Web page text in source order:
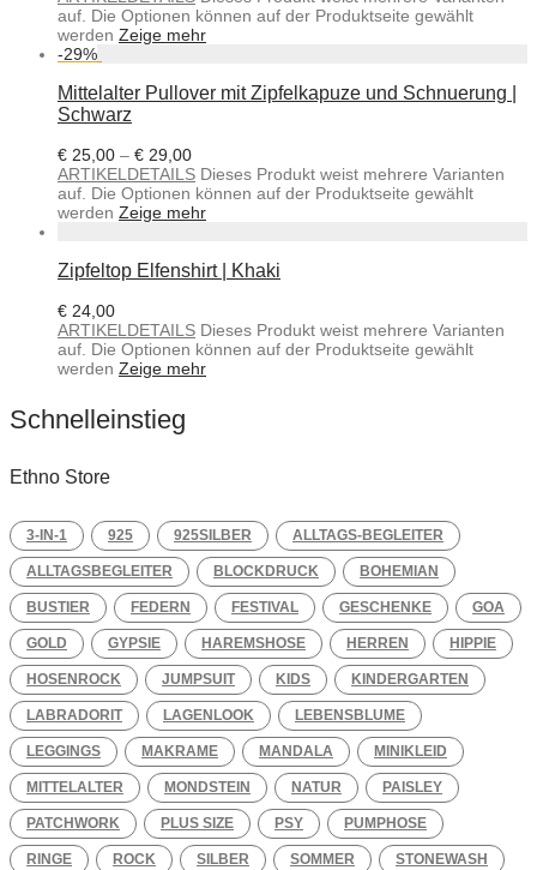
auf. Die Optionen können auf der Produktseite gewählt
werden Zeige mehr
-29%
Mittelalter Pullover mit Zipfelkapuze und Schnuerung |
Schwarz
€ 25,00 – € 29,00
ARTIKELDETAILS Dieses Produkt weist mehrere Varianten
auf. Die Optionen können auf der Produktseite gewählt
werden Zeige mehr
Zipfeltop Elfenshirt | Khaki
€ 24,00
ARTIKELDETAILS Dieses Produkt weist mehrere Varianten
auf. Die Optionen können auf der Produktseite gewählt
werden Zeige mehr
Schnelleinstieg
Ethno Store
3-IN-1 925 925SILBER ALLTAGS-BEGLEITER
ALLTAGSBEGLEITER BLOCKDRUCK BOHEMIAN
BUSTIER FEDERN FESTIVAL GESCHENKE GOA
GOLD GYPSIE HAREMSHOSE HERREN HIPPIE
HOSENROCK JUMPSUIT KIDS KINDERGARTEN
LABRADORIT LAGENLOOK LEBENSBLUME
LEGGINGS MAKRAME MANDALA MINIKLEID
MITTELALTER MONDSTEIN NATUR PAISLEY
PATCHWORK PLUS SIZE PSY PUMPHOSE
RINGE ROCK SILBER SOMMER STONEWASH